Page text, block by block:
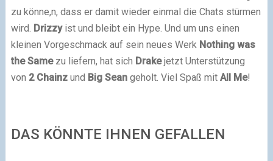
zu könne,n, dass er damit wieder einmal die Chats stürmen
wird. Drizzyist und bleibt ein Hype. Und um uns einen
kleinen Vorgeschmack auf sein neues Werk Nothing was
the Same zu liefern, hat sich Drakejetzt Unterstützung
von 2 Chainzund Big Seangeholt. Viel Spaß mit All Me!
DAS KÖNNTE IHNEN GEFALLEN